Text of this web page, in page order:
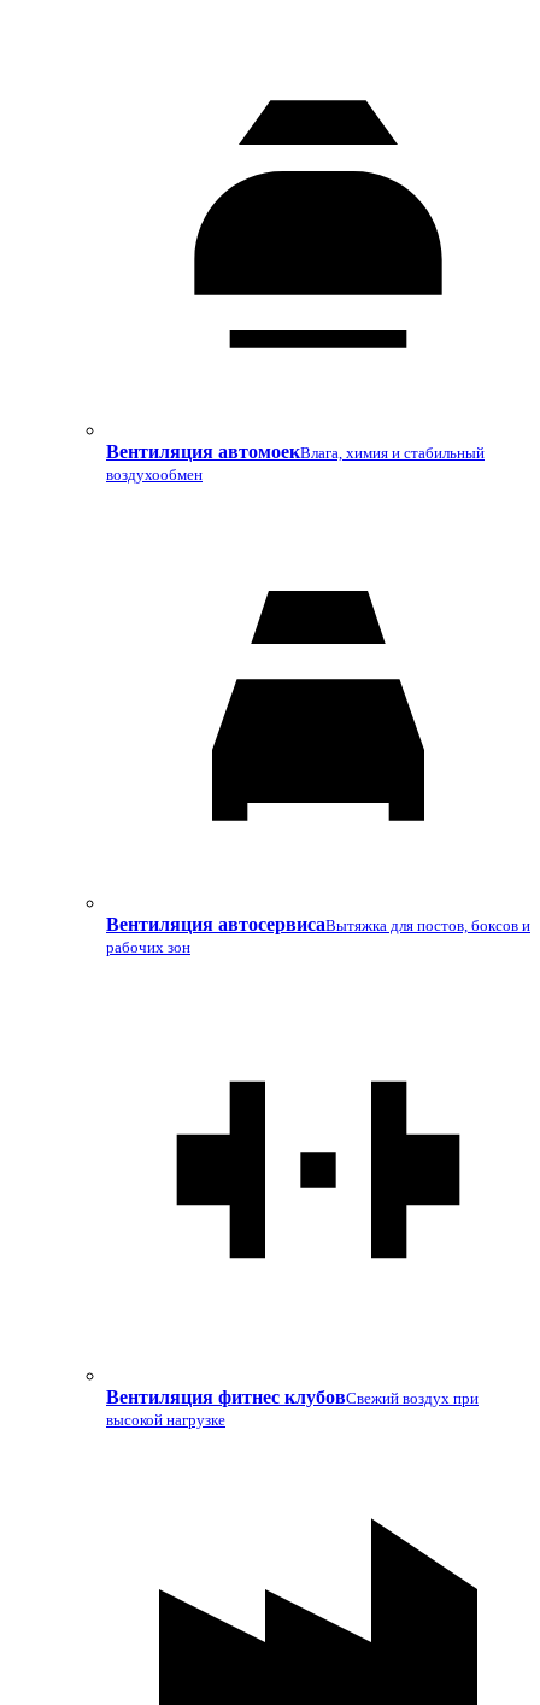
Вентиляция автомоекВлага, химия и стабильный
воздухообмен
Вентиляция автосервисаВытяжка для постов, боксов и
рабочих зон
Вентиляция фитнес клубовСвежий воздух при
высокой нагрузке